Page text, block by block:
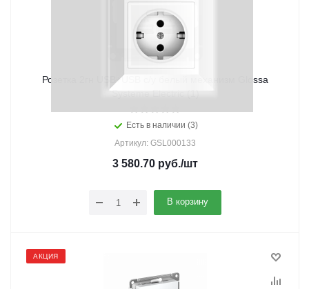
Розетка 2гн USB+USB с/у белый механизм Glossa
Systeme Electric (1)
Есть в наличии (3)
Артикул: GSL000133
3 580.70 руб./шт
В корзину
АКЦИЯ